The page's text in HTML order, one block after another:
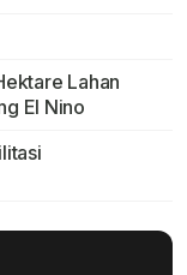
Lahan
El Nino